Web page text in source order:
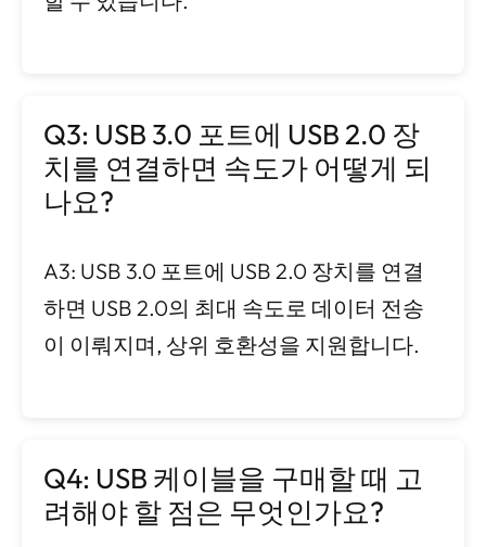
Q3: USB 3.0 포트에 USB 2.0 장
치를 연결하면 속도가 어떻게 되
나요?
A3: USB 3.0 포트에 USB 2.0 장치를 연결
하면 USB 2.0의 최대 속도로 데이터 전송
이 이뤄지며, 상위 호환성을 지원합니다.
Q4: USB 케이블을 구매할 때 고
려해야 할 점은 무엇인가요?